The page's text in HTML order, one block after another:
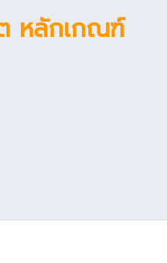
ต หลักเกณฑ์